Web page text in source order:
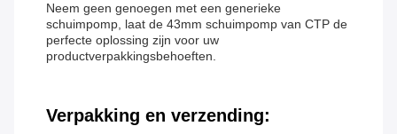
Neem geen genoegen met een generieke
schuimpomp, laat de 43mm schuimpomp van CTP de
perfecte oplossing zijn voor uw
productverpakkingsbehoeften.
Verpakking en verzending: